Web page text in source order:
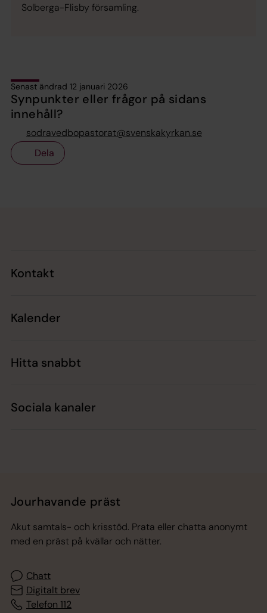
Solberga-Flisby församling.
Senast ändrad 12 januari 2026
Synpunkter eller frågor på sidans
innehåll?
sodravedbopastorat@svenskakyrkan.se
Dela
Kontakt
Kalender
Hitta snabbt
Sociala kanaler
Jourhavande präst
Akut samtals- och krisstöd. Prata eller chatta anonymt
med en präst på kvällar och nätter.
Chatt
Digitalt brev
Telefon 112